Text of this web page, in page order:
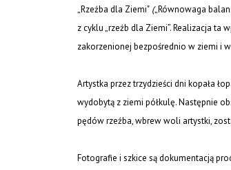
„Rzeźba dla Ziemi" („Równowaga
z cyklu „rzeźb dla Ziemi”. Realizacja
zakorzenionej bezpośrednio w ziemi i
Artystka przez trzydzieści dni kopała
wydobytą z ziemi półkulę. Następnie
pędów rzeźba, wbrew woli artystki,
Fotografie i szkice są dokumentacją